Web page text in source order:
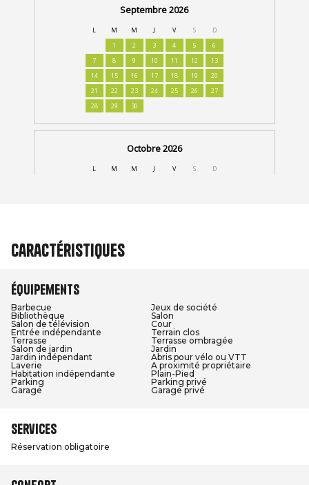
Caractéristiques
Équipements
Barbecue
Jeux de société
Bibliothèque
Salon
Salon de télévision
Cour
Entrée indépendante
Terrain clos
Terrasse
Terrasse ombragée
Salon de jardin
Jardin
Jardin indépendant
Abris pour vélo ou VTT
Laverie
A proximité propriétaire
Habitation indépendante
Plain-Pied
Parking
Parking privé
Garage
Garage privé
Services
Réservation obligatoire